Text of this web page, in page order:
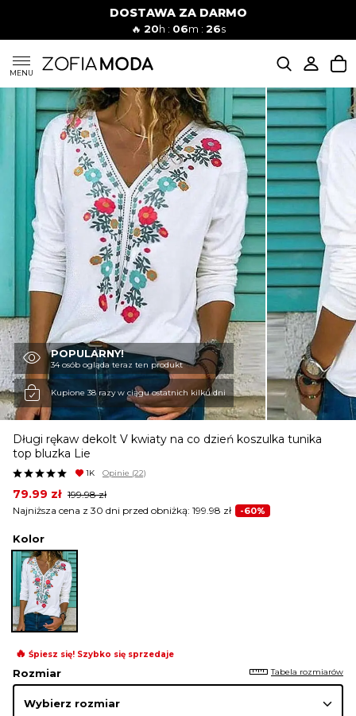
DOSTAWA ZA DARMO
🔥20h : 06m :25s
MENU
SUKIENKI
KOMPLETY
JEANSY
SZORTY
MODA PLAŻOWA
BLUZKI
KURTKI I PŁASZCZE
SPÓDNICE
KOMBINEZONY
DRESY
MARYNARKI
POPULARNY!
34 osób ogląda teraz ten produkt
Kupione 38 razy w ciągu ostatnich kilku dni
Długi rękaw dekolt V kwiaty na co dzień koszulka tunika
top bluzka Lie
1K Opinie (22)
199.98zł
Original
price
was:
79.99 zł
Current
price
is:
Najniższa cena z 30 dni przed obniżką: 199.98 zł -60%
Kolor
🔥 Śpiesz się! Szybko się sprzedaje
Rozmiar Tabela rozmiarów